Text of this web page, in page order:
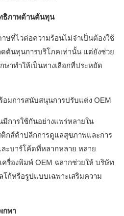
ธิภาพด้านต้นทุน
ษที่ไวต่อความร้อนไม่จำเป็นต้องใช้
ต้นทุนการบริโภคเท่านั้น แต่ยังช่วย
ษาทำให้เป็นทางเลือกที่ประหยัด
อมการสนับสนุนการปรับแต่ง OEM
การใช้กันอย่างแพร่หลายใน
ติกส์ค้าปลีกการดูแลสุขภาพและการ
ะบาร์โค้ดที่หลากหลาย หลาย
รื่องพิมพ์ OEM ฉลากช่วยให้ บริษัท
ก้หรือรูปแบบเฉพาะเสริมความ
กพา